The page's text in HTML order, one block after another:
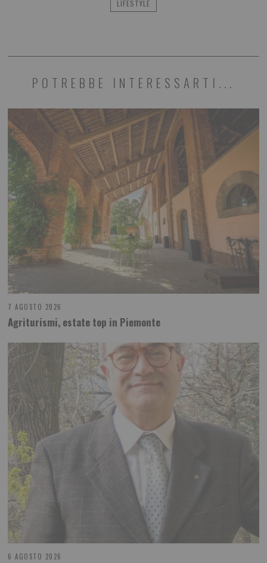
LIFESTYLE
POTREBBE INTERESSARTI...
7 AGOSTO 2026
Agriturismi, estate top in Piemonte
6 AGOSTO 2026